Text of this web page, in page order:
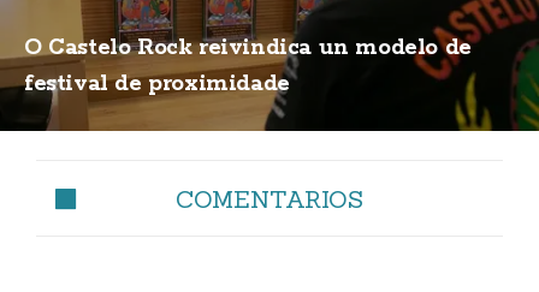
O Castelo Rock reivindica un modelo de
festival de proximidade
COMENTARIOS